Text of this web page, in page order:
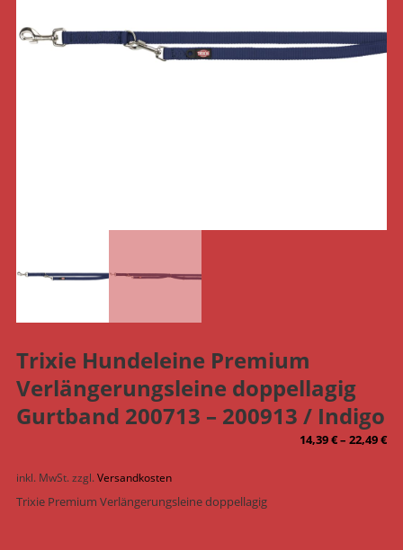
Trixie Hundeleine Premium
Verlängerungsleine doppellagig
Gurtband 200713 – 200913 / Indigo
14,39€–22,49€
inkl. MwSt.zzgl.Versandkosten
Trixie Premium Verlängerungsleine doppellagig